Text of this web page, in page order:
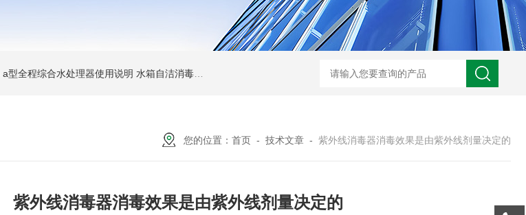
a型全程综合水处理器使用说明 水箱自洁消毒器 a型全程综合水处理器应用范围 水箱自洁消毒器 a型全程综合水处理器安装
您的位置： 首页 - 技术文章 - 紫外线消毒器消毒效果是由紫外线剂量决定的
紫外线消毒器消毒效果是由紫外线剂量决定的